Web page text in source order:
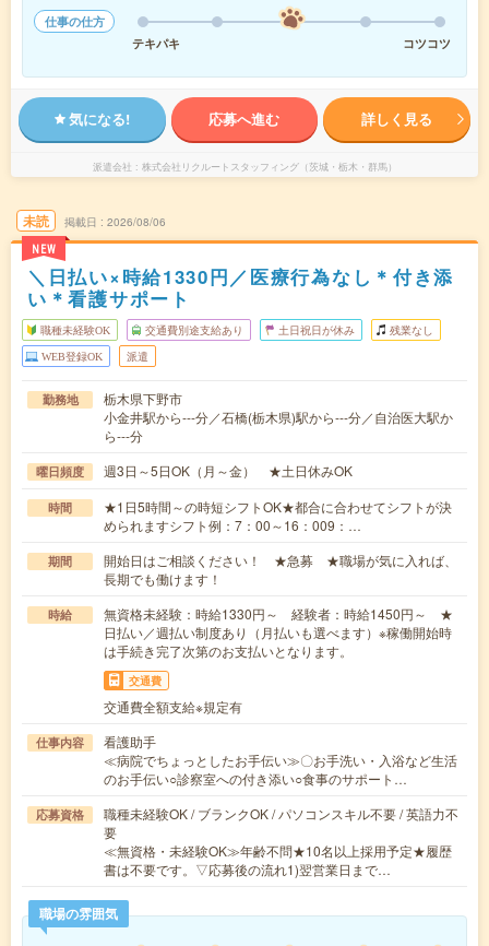
仕事の仕方
テキパキ
コツコツ
気になる! 応募へ進む 詳しく見る
派遣会社 株式会社リクルートスタッフィング（茨城・栃木・群馬）
未読
NEW
掲載日 2026/08/06
＼日払い×時給1330円／医療行為なし＊付き添
い＊看護サポート
職種未経験OK 交通費別途支給あり 土日祝日が休み 残業なし
WEB登録OK 派遣
勤務地
栃木県下野市
小金井駅から---分／石橋(栃木県)駅から---分／自治医大駅か
ら---分
曜日頻度 週3日～5日OK（月～金） ★土日休みOK
時間
★1日5時間～の時短シフトOK★都合に合わせてシフトが決
められますシフト例：7：00～16：009：…
期間
開始日はご相談ください！ ★急募 ★職場が気に入れば、
長期でも働けます！
時給
無資格未経験：時給1330円～ 経験者：時給1450円～ ★
日払い／週払い制度あり（月払いも選べます）※稼働開始時
は手続き完了次第のお支払いとなります。
交通費
交通費全額支給※規定有
仕事内容
看護助手
≪病院でちょっとしたお手伝い≫〇お手洗い・入浴など生活
のお手伝い○診察室への付き添い○食事のサポート…
応募資格
職種未経験OK / ブランクOK / パソコンスキル不要 / 英語力不
要
≪無資格・未経験OK≫年齢不問★10名以上採用予定★履歴
書は不要です。▽応募後の流れ1)翌営業日まで…
職場の雰囲気